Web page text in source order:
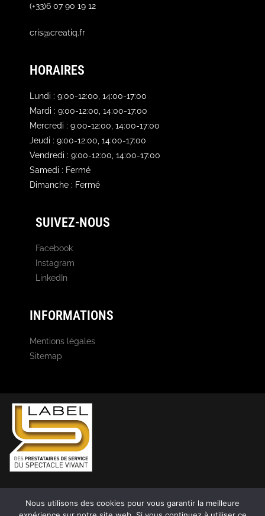
(+33)6 07 90 19 12
cris@creatiq.fr
HORAIRES
Lundi : 9:00-12:00, 14:00-17:00
Mardi : 9:00-12:00, 14:00-17:00
Mercredi : 9:00-12:00, 14:00-17:00
Jeudi : 9:00-12:00, 14:00-17:00
Vendredi : 9:00-12:00, 14:00-17:00
Samedi : Fermé
Dimanche : Fermé
SUIVEZ-NOUS
Facebook
Instagram
LinkedIn
INFORMATIONS
Mentions légales
Sitemap
Nous utilisons des cookies pour vous garantir la meilleure